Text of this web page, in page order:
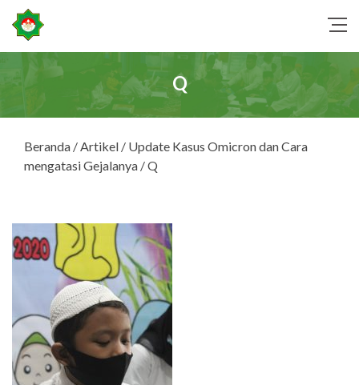
Q
Beranda /Artikel / Update Kasus Omicron dan Cara
mengatasi Gejalanya / Q